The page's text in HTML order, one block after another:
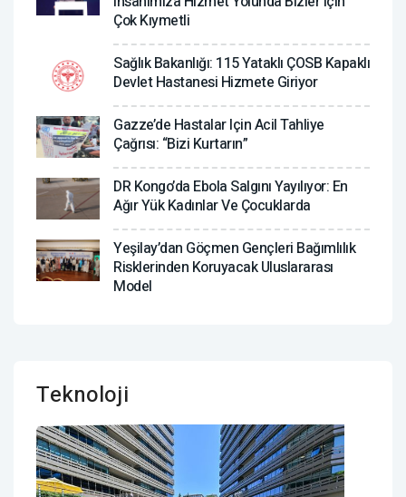
Çok Kıymetli
Sağlık Bakanlığı: 115 Yataklı ÇOSB Kapaklı
Devlet Hastanesi Hizmete Giriyor
Gazze’de Hastalar Için Acil Tahliye
Çağrısı: “Bizi Kurtarın”
DR Kongo’da Ebola Salgını Yayılıyor: En
Ağır Yük Kadınlar Ve Çocuklarda
Yeşilay’dan Göçmen Gençleri Bağımlılık
Risklerinden Koruyacak Uluslararası
Model
Teknoloji